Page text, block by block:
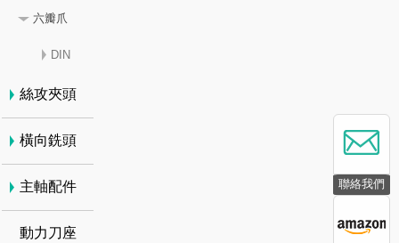
聯絡我們
六瓣爪
DIN
絲攻夾頭
橫向銑頭
主軸配件
動力刀座